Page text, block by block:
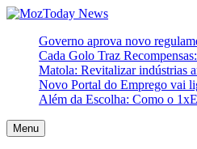
Skip
content
MozToday News
Onde a gente lê.
Governo aprova novo
Cada Golo Traz
Matola: Revitalizar indústrias
Novo Portal do Emprego vai
Além da Escolha: Como o
Menu